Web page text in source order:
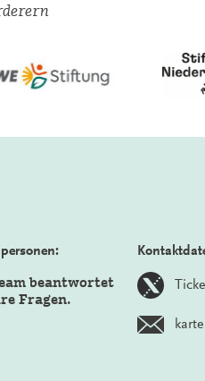
beantwortet
Fragen.